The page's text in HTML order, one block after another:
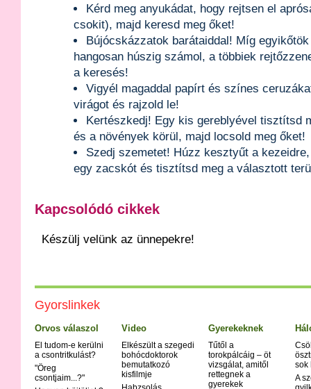
Kérd meg anyukádat, hogy rejtsen el
csokit), majd keresd meg őket!
Bújócskázzatok barátaiddal! Míg
hangosan húszig számol, a többiek
a keresés!
Vigyél magaddal papírt és színes
virágot és rajzold le!
Kertészkedj! Egy kis gereblyével tisztítsd
és a növények körül, majd locsold meg őket!
Szedj szemetet! Húzz kesztyűt a
egy zacskót és tisztítsd meg a választott
Kapcsolódó cikkek
Készülj velünk az ünnepekre!
Gyorslinkek
Orvos válaszol
El tudom-e kerülni
a csontritkulást?
"Öreg
csontjaim...?"
Video
Elkészült a szegedi
bohócdoktorok
bemutatkozó
kisfilmje
Gyerekeknek
Tűtől a
torokpálcáig – öt
vizsgálat, amitől
rettegnek a
gyerekek
sok
A